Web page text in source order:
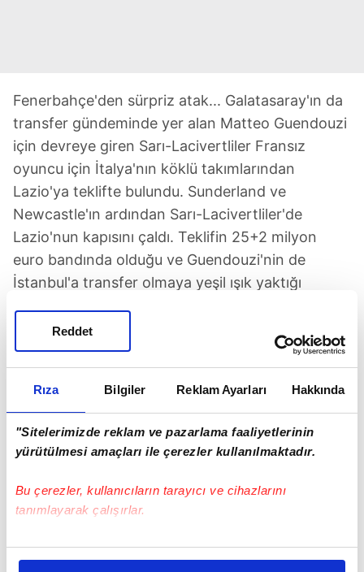
Rıza Bilgiler Reklam Ayarları Hakkında
"Sitelerimizde reklam ve pazarlama faaliyetlerinin
yürütülmesi amaçları ile çerezler kullanılmaktadır.
Bu çerezler, kullanıcıların tarayıcı ve cihazlarını
tanımlayarak çalışırlar.
Bu çerezlere izin vermeniz halinde sizlere özel
Reddet
Fenerbahçe'den sürpriz atak... Galatasaray'ın da
transfer gündeminde yer alan Matteo Guendouzi
için devreye giren Sarı-Lacivertliler Fransız
oyuncu için İtalya'nın köklü takımlarından
Lazio'ya teklifte bulundu. Sunderland ve
Newcastle'ın ardından Sarı-Lacivertliler'de
Lazio'nun kapısını çaldı. Teklifin 25+2 milyon
euro bandında olduğu ve Guendouzi'nin de
İstanbul'a transfer olmaya yeşil ışık yaktığı
görüşmek için kısa sürede İtalya'ya gideceği öne
sürüldü. Bu sezon Lazio formasıyla 15
karşılaşmaya çıkan ve 2 gol 1 asistlik katkı
sergileyen orta saha oyuncusunun İtalyan
ekibiyle olan sözleşmesi 2028 yılında sona eriyor.
26 yaşındaki Fransız futbolcunun piyasa değeri
28 milyon euro olarak gösteriliyor. Lazio'ya 3
sezon önce Marsilya'dan gelen Matteo
Guendouzi geçtiğimiz sezon da 48 resmi